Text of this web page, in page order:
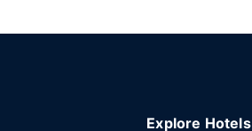
Explore Hotels